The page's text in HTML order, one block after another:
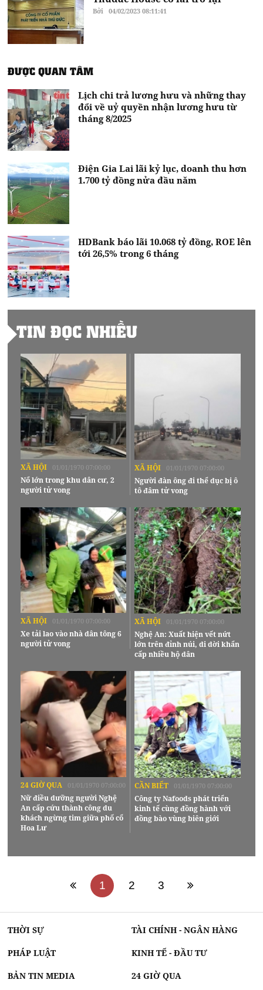
Bởi 04/02/2023 08:11:41
ĐƯỢC QUAN TÂM
Lịch chi trả lương hưu và những thay
đổi về uỷ quyền nhận lương hưu từ
tháng 8/2025
Điện Gia Lai lãi kỷ lục, doanh thu hơn
1.700 tỷ đồng nửa đầu năm
HDBank báo lãi 10.068 tỷ đồng, ROE lên
tới 26,5% trong 6 tháng
TIN ĐỌC NHIỀU
XÃ HỘI 01/01/1970 07:00:00
Nổ lớn trong khu dân cư, 2
người tử vong
XÃ HỘI 01/01/1970 07:00:00
Người đàn ông đi thể dục bị ô
tô đâm tử vong
XÃ HỘI 01/01/1970 07:00:00
Xe tải lao vào nhà dân tông 6
người tử vong
XÃ HỘI 01/01/1970 07:00:00
Nghệ An: Xuất hiện vết nứt
lớn trên đỉnh núi, di dời khẩn
cấp nhiều hộ dân
24 GIỜ QUA 01/01/1970 07:00:00
Nữ điều dưỡng người Nghệ
An cấp cứu thành công du
khách ngừng tim giữa phố cổ
Hoa Lư
CẦN BIẾT 01/01/1970 07:00:00
Công ty Nafoods phát triển
kinh tế cùng đồng hành với
đồng bào vùng biên giới
1 2 3
THỜI SỰ TÀI CHÍNH - NGÂN HÀNG
PHÁP LUẬT KINH TẾ - ĐẦU TƯ
BẢN TIN MEDIA 24 GIỜ QUA